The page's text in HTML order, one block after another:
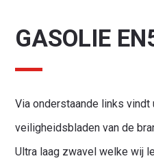
GASOLIE
Via onderstaande links
veiligheidsbladen van de
Ultra laag zwavel welke wij